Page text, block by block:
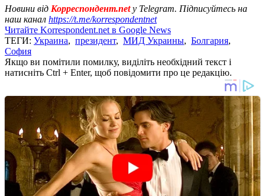
Новини від Корреспондент.netу Telegram. Підписуйтесь на
наш канал https://t.me/korrespondentnet
Читайте Korrespondent.net в Google News
ТЕГИ: Украина, президент, МИД Украины, Болгария,
София
Якщо ви помітили помилку, виділіть необхідний текст і
натисніть Ctrl + Enter, щоб повідомити про це редакцію.